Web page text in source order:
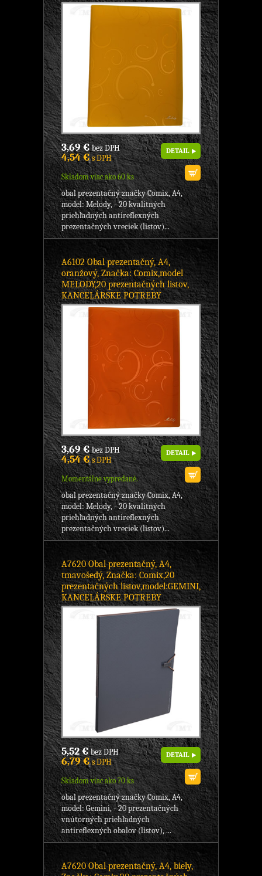
3,69 €bez DPH
4,54 €s DPH
Skladom viac ako 60 ks
DETAIL
obal prezentačný značky Comix, A4,
model: Melody, - 20 kvalitných
priehľadných antireflexných
prezentačných vreciek (listov)...
A6102 Obal prezentačný, A4,
oranžový, Značka: Comix,model
MELODY,20 prezentačných listov,
KANCELÁRSKE POTREBY
3,69 €bez DPH
4,54 €s DPH
Momentálne vypredané.
DETAIL
obal prezentačný značky Comix, A4,
model: Melody, - 20 kvalitných
priehľadných antireflexných
prezentačných vreciek (listov)...
A7620 Obal prezentačný, A4,
tmavošedý, Značka: Comix,20
prezentačných listov,model:GEMINI,
KANCELÁRSKE POTREBY
5,52 €bez DPH
6,79 €s DPH
Skladom viac ako 70 ks
DETAIL
obal prezentačný značky Comix, A4,
model: Gemini, - 20 prezentačných
vnútorných priehľadných
antireflexných obalov (listov), ...
A7620 Obal prezentačný, A4, biely,